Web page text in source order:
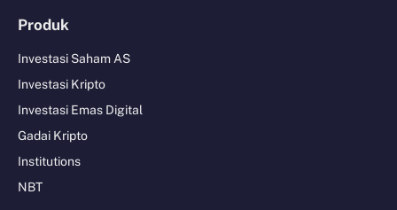
Produk
Investasi Saham AS
Investasi Kripto
Investasi Emas Digital
Gadai Kripto
Institutions
NBT